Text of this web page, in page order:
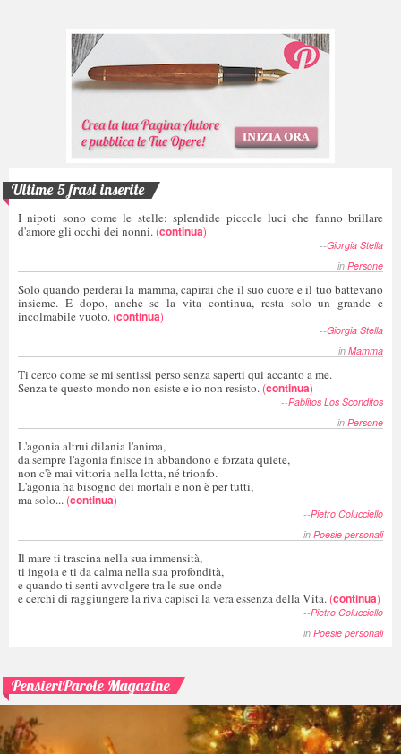
Ultime 5 frasi inserite
I nipoti sono come le stelle: splendide piccole luci che fanno brillare
d'amore gli occhi dei nonni. (continua)
--Giorgia Stella
in Persone
Solo quando perderai la mamma, capirai che il suo cuore e il tuo battevano
insieme. E dopo, anche se la vita continua, resta solo un grande e
incolmabile vuoto. (continua)
--Giorgia Stella
in Mamma
Ti cerco come se mi sentissi perso senza saperti qui accanto a me.
Senza te questo mondo non esiste e io non resisto. (continua)
--Pablitos Los Sconditos
in Persone
L'agonia altrui dilania l'anima,
da sempre l'agonia finisce in abbandono e forzata quiete,
non c'è mai vittoria nella lotta, né trionfo.
L'agonia ha bisogno dei mortali e non è per tutti,
ma solo... (continua)
--Pietro Colucciello
in Poesie personali
Il mare ti trascina nella sua immensità,
ti ingoia e ti da calma nella sua profondità,
e quando ti senti avvolgere tra le sue onde
e cerchi di raggiungere la riva capisci la vera essenza della Vita. (continua)
--Pietro Colucciello
in Poesie personali
PensieriParole Magazine